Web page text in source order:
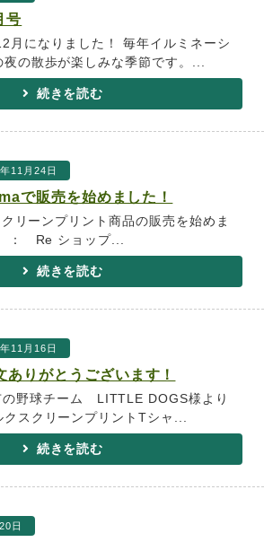
号
月になりました！ 毎年イルミネーシ
夜の散歩が楽しみな季節です。...
続きを読む
11月24日
で販売を始めました！
リーンプリント商品の販売を始めま
： Re ショップ...
続きを読む
11月16日
ありがとうございます！
の野球チーム LITTLE DOGS様より
スクリーンプリントTシャ...
続きを読む
日